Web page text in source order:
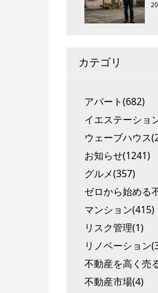
カテゴリ
アパート(682)
イエステーショ
ウェーブハウス
お知らせ(1241)
グルメ(357)
ゼロから始める
マンション(415)
リスク管理(1)
リノベーション
不動産を高く売
不動産市場(4)